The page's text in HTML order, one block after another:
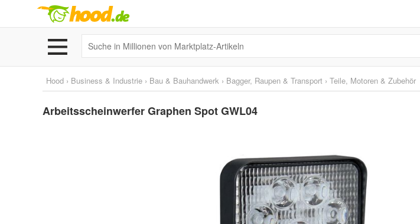
Hood › Business & Industrie › Bau & Bauhandwerk › Bagger, Raupen & Transport › Teile, Motoren & Zubehör
Arbeitsscheinwerfer Graphen Spot GWL04